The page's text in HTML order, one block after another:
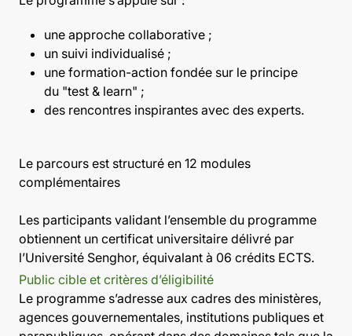
une approche collaborative ;
un suivi individualisé ;
une formation-action fondée sur le principe
du "test & learn" ;
des rencontres inspirantes avec des experts.
Le parcours est structuré en 12 modules
complémentaires
Les participants validant l’ensemble du programme
obtiennent un certificat universitaire délivré par
l’Université Senghor, équivalant à 06 crédits ECTS.
Public cible et critères d’éligibilité
Le programme s’adresse aux cadres des ministères,
agences gouvernementales, institutions publiques et